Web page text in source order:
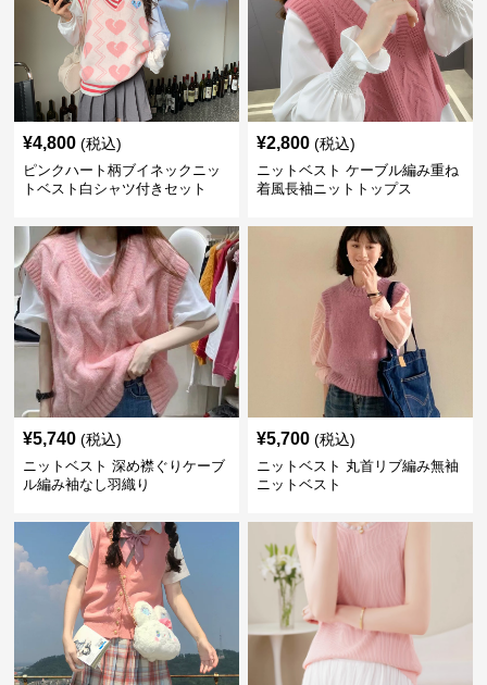
¥4,800 (税込)
ピンクハート柄ブイネックニッ
トベスト白シャツ付きセット
¥2,800 (税込)
ニットベスト ケーブル編み重ね
着風長袖ニットトップス
¥5,740 (税込)
ニットベスト 深め襟ぐりケーブ
ル編み袖なし羽織り
¥5,700 (税込)
ニットベスト 丸首リブ編み無袖
ニットベスト